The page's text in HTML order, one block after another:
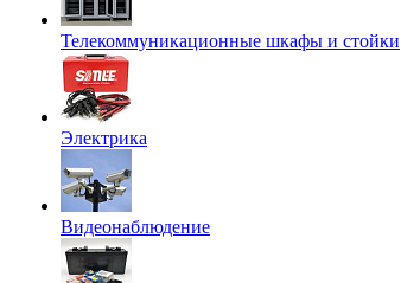
Телекоммуникационные шкафы и стойки
Электрика
Видеонаблюдение